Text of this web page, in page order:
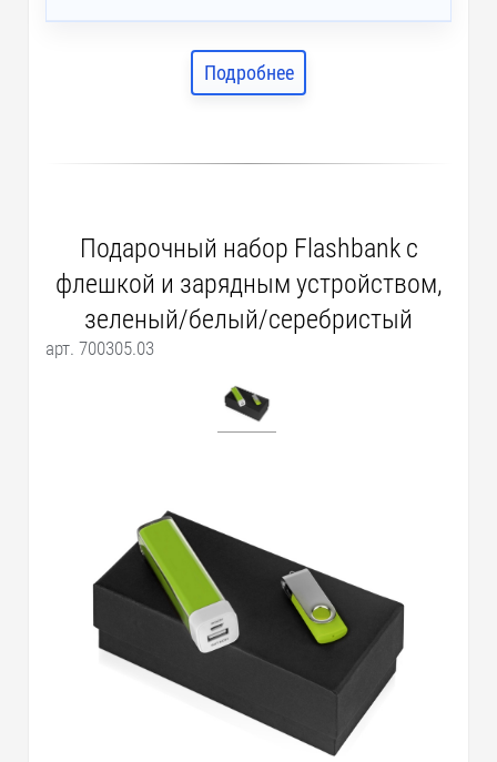
Подробнее
Подарочный набор Flashbank с
флешкой и зарядным устройством,
зеленый/белый/серебристый
арт. 700305.03